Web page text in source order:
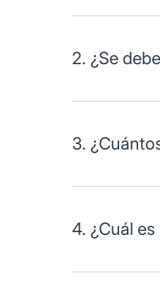
2. ¿Se
3.
4. ¿Cuál